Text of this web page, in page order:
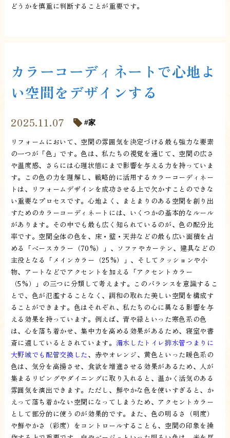
どうかを慎重に判断することが重要です。
カラーコーディネートで心地よ
い空間をデザインする
2025.11.07 家
リフォームにおいて、空間の雰囲気を決定づける最も強力な要素
の一つが「色」です。色は、私たちの視覚を通じて、空間の広さ
や温度感、さらには心理状態にまで影響を与える力を持っていま
す。この色の力を理解し、戦略的に活用するカラーコーディネー
トは、リフォームデザインを成功させる上で欠かすことのできな
い重要なプロセスです。心地よく、まとまりのある空間を創り出
すためのカラーコーディネートには、いくつかの基本的なルール
があります。その中でも最も広く知られているのが、色の配分比
率です。空間全体の色を、床・壁・天井などの最も広い面積を占
める「ベースカラー（70%）」、ソファやカーテン、建具などの
主役となる「メインカラー（25%）」、そしてクッションや小
物、アートなどでアクセントを加える「アクセントカラー
（5%）」の三つに分類して考えます。このバランスを意識するこ
とで、色が氾濫することなく、調和の取れた美しい空間を構成す
ることができます。色はそれぞれ、私たちの心に異なる影響を与
える効果を持っています。例えば、青や緑といった寒色系の色
は、心を落ち着かせ、集中力を高める効果があるため、寝室や書
斎に適しているとされています。 漏水したトイレ排水管つまりに
大野城でも配管交換した、赤やオレンジ、黄色といった暖色系の
色は、気分を高揚させ、食欲を増進させる効果があるため、人が
集まるリビングやダイニングに取り入れると、温かく活気のある
雰囲気を演出できます。ただし、鮮やかな色を使いすぎると、か
えって落ち着かない空間になってしまうため、アクセントカラー
として部分的に使うのが効果的です。また、色の明るさ（明度）
や鮮やかさ（彩度）をコントロールすることも、空間の印象を操